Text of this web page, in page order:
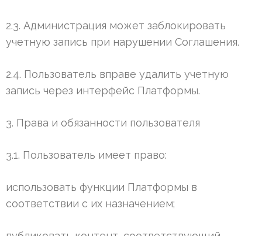
2.3. Администрация может заблокировать
учетную запись при нарушении Соглашения.
2.4. Пользователь вправе удалить учетную
запись через интерфейс Платформы.
3. Права и обязанности пользователя
3.1. Пользователь имеет право:
использовать функции Платформы в
соответствии с их назначением;